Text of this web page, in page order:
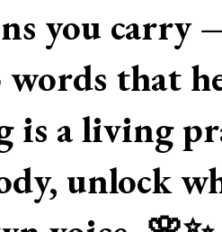
you carry
that
a living
unlock